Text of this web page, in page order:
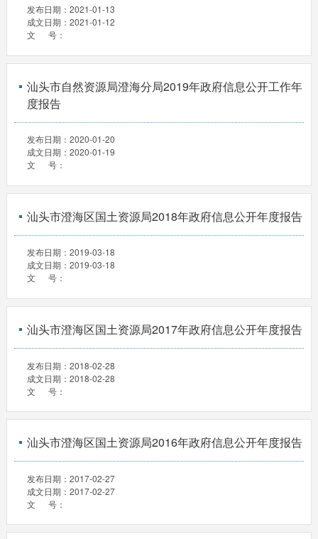
发布日期： 2021-01-13
成文日期： 2021-01-12
文 号：
汕头市自然资源局澄海分局2019年政府信息公开工作年
度报告
发布日期： 2020-01-20
成文日期： 2020-01-19
文 号：
汕头市澄海区国土资源局2018年政府信息公开年度报告
发布日期： 2019-03-18
成文日期： 2019-03-18
文 号：
汕头市澄海区国土资源局2017年政府信息公开年度报告
发布日期： 2018-02-28
成文日期： 2018-02-28
文 号：
汕头市澄海区国土资源局2016年政府信息公开年度报告
发布日期： 2017-02-27
成文日期： 2017-02-27
文 号：